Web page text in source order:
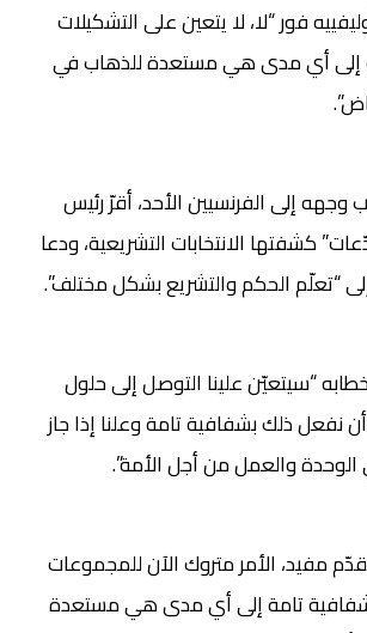
فور “لا، لا يتعين على التشكيلات
إلى أي مدى هي مستعدة للذهاب في
إلى الفرنسيين الأحد، أقرّ رئيس
كشفتها الانتخابات التشريعية، ودعا
“تعلّم الحكم والتشريع بشكل مختلف”.
“سيتعيّن علينا التوصل إلى حلول
نفعل ذلك بشفافية تامة وعلنا إذا جاز
والعمل من أجل الأمة”.
مفيد، الأمر متروك الآن للمجموعات
تامة إلى أي مدى هي مستعدة